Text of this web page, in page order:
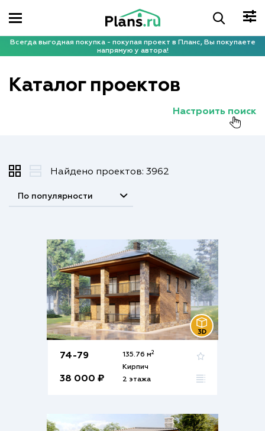
Всегда выгодная покупка - покупая проект в Планс, Вы покупаете
напрямую у автора!
Каталог проектов
Настроить поиск
По популярности
Найдено проектов: 3962
74-79
38 000 ₽
135.76 м2
Кирпич
2 этажа